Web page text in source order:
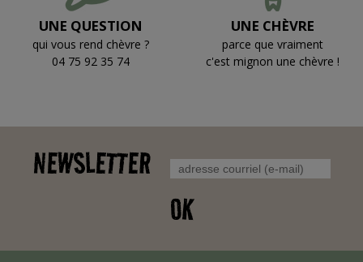
UNE QUESTION
qui vous rend chèvre ?
04 75 92 35 74
UNE CHÈVRE
parce que vraiment
c'est mignon une chèvre !
NEWSLETTER
OK